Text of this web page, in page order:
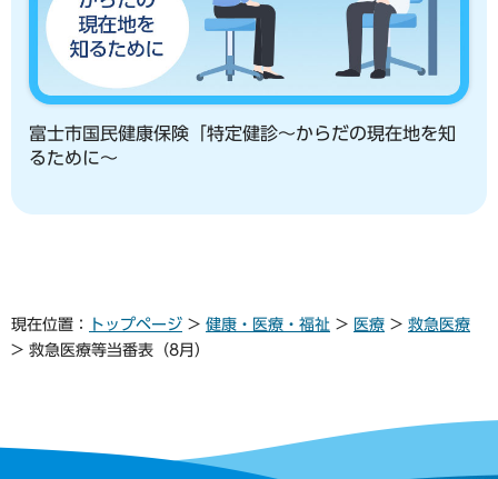
富士市国民健康保険「特定健診～からだの現在地を知
るために～
現在位置： トップページ > 健康・医療・福祉 > 医療 > 救急医療
> 救急医療等当番表（8月）